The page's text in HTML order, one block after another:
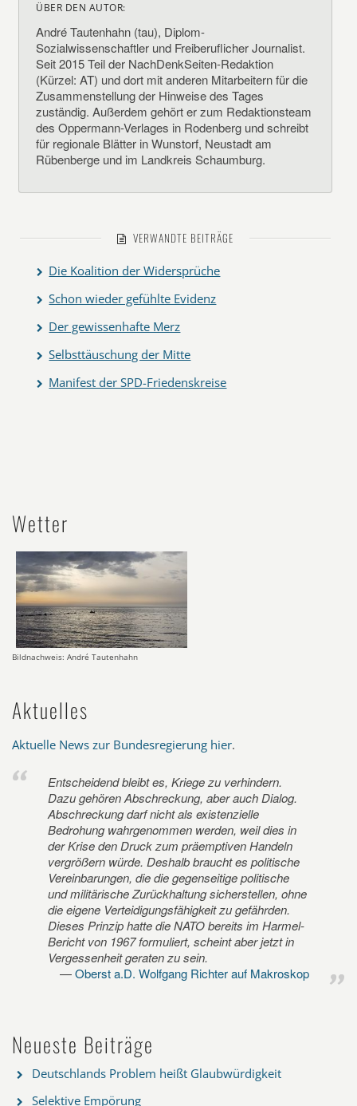
ÜBER DEN AUTOR:
André Tautenhahn (tau), Diplom-
Sozialwissenschaftler und Freiberuflicher Journalist.
Seit 2015 Teil der NachDenkSeiten-Redaktion
(Kürzel: AT) und dort mit anderen Mitarbeitern für die
Zusammenstellung der Hinweise des Tages
zuständig. Außerdem gehört er zum Redaktionsteam
des Oppermann-Verlages in Rodenberg und schreibt
für regionale Blätter in Wunstorf, Neustadt am
Rübenberge und im Landkreis Schaumburg.
VERWANDTE BEITRÄGE
Die Koalition der Widersprüche
Schon wieder gefühlte Evidenz
Der gewissenhafte Merz
Selbsttäuschung der Mitte
Manifest der SPD-Friedenskreise
Wetter
Bildnachweis: André Tautenhahn
Aktuelles
Aktuelle News zur Bundesregierung hier.
Entscheidend bleibt es, Kriege zu verhindern.
Dazu gehören Abschreckung, aber auch Dialog.
Abschreckung darf nicht als existenzielle
Bedrohung wahrgenommen werden, weil dies in
der Krise den Druck zum präemptiven Handeln
vergrößern würde. Deshalb braucht es politische
Vereinbarungen, die die gegenseitige politische
und militärische Zurückhaltung sicherstellen, ohne
die eigene Verteidigungsfähigkeit zu gefährden.
Dieses Prinzip hatte die NATO bereits im Harmel-
Bericht von 1967 formuliert, scheint aber jetzt in
Vergessenheit geraten zu sein.
Oberst a.D. Wolfgang Richter auf Makroskop
Neueste Beiträge
Deutschlands Problem heißt Glaubwürdigkeit
Selektive Empörung